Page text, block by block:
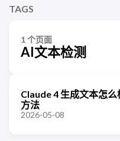
TAGS
1 个页面
AI文本检测
Claude 4 生成文本怎
方法
2026-05-08